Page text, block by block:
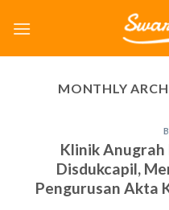
MONTHLY
Klinik Anugrah
Disdukcapil,
Pengurusan Akta